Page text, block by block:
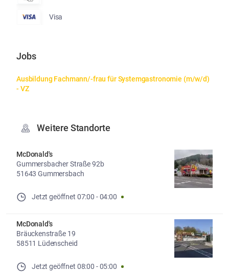
Visa
Jobs
Ausbildung Fachmann/-frau für Systemgastronomie (m/w/d)
- VZ
Weitere Standorte
McDonald's
Gummersbacher Straße 92b
51643 Gummersbach
Jetzt geöffnet 07:00 -04:00
McDonald's
Bräuckenstraße 19
58511 Lüdenscheid
Jetzt geöffnet 08:00 -05:00